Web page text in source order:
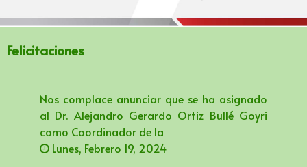
Felicitaciones
Nos complace anunciar que se ha asignado
al Dr. Alejandro Gerardo Ortiz Bullé Goyri
como Coordinador de la
Lunes, Febrero 19, 2024